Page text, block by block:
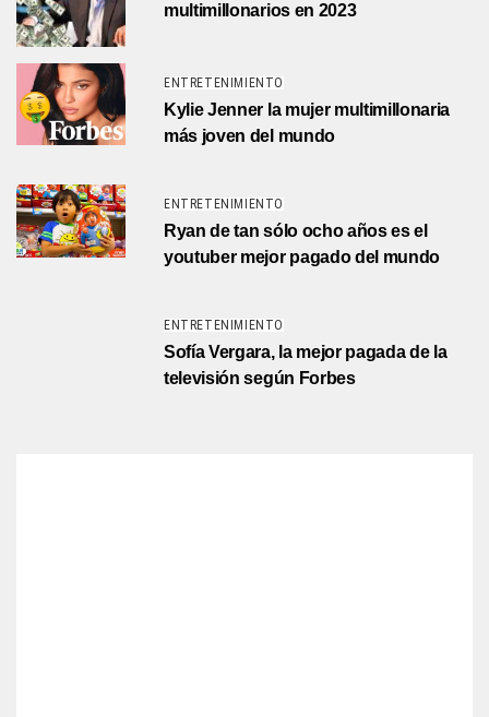
multimillonarios en 2023
ENTRETENIMIENTO
Kylie Jenner la mujer multimillonaria
más joven del mundo
ENTRETENIMIENTO
Ryan de tan sólo ocho años es el
youtuber mejor pagado del mundo
ENTRETENIMIENTO
Sofía Vergara, la mejor pagada de la
televisión según Forbes